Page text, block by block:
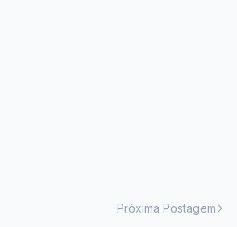
Próxima Postagem